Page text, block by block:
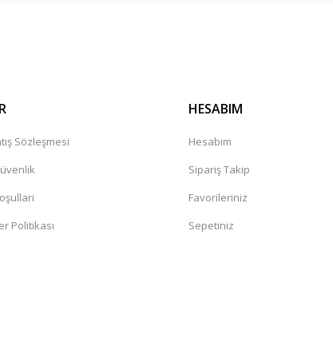
güvenilir bir mağaza
Yorumlara bakildiginda hep bi
şüphelerin artmasına neden
Sözleşmesi
Politikası
HESABIM
Hesabım
Sipariş Takip
Favorileriniz
Sepetiniz